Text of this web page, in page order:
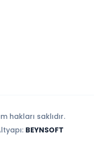
hakları saklıdır.
BEYNSOFT